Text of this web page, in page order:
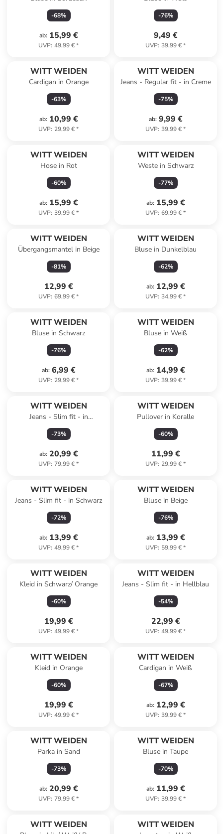
-68%
ab: 15,99 €
UVP: 49,99 €*
-76%
9,49 €
UVP: 39,99 €*
WITT WEIDEN
Cardigan in Orange
-63%
ab: 10,99 €
UVP: 29,99 €*
WITT WEIDEN
Jeans - Regular fit - in Creme
-75%
ab: 9,99 €
UVP: 39,99 €*
WITT WEIDEN
Hose in Rot
-60%
ab: 15,99 €
UVP: 39,99 €*
WITT WEIDEN
Weste in Schwarz
-77%
ab: 15,99 €
UVP: 69,99 €*
WITT WEIDEN
Übergangsmantel in Beige
-81%
12,99 €
UVP: 69,99 €*
WITT WEIDEN
Bluse in Dunkelblau
-62%
ab: 12,99 €
UVP: 34,99 €*
WITT WEIDEN
Bluse in Schwarz
-76%
ab: 6,99 €
UVP: 29,99 €*
WITT WEIDEN
Bluse in Weiß
-62%
ab: 14,99 €
UVP: 39,99 €*
WITT WEIDEN
Jeans - Slim fit - in
Dunkelblau
-73%
ab: 20,99 €
UVP: 79,99 €*
WITT WEIDEN
Pullover in Koralle
-60%
11,99 €
UVP: 29,99 €*
WITT WEIDEN
Jeans - Slim fit - in Schwarz
-72%
ab: 13,99 €
UVP: 49,99 €*
WITT WEIDEN
Bluse in Beige
-76%
ab: 13,99 €
UVP: 59,99 €*
WITT WEIDEN
Kleid in Schwarz/ Orange
-60%
19,99 €
UVP: 49,99 €*
WITT WEIDEN
Jeans - Slim fit - in Hellblau
-54%
22,99 €
UVP: 49,99 €*
WITT WEIDEN
Kleid in Orange
-60%
19,99 €
UVP: 49,99 €*
WITT WEIDEN
Cardigan in Weiß
-67%
ab: 12,99 €
UVP: 39,99 €*
WITT WEIDEN
Parka in Sand
-73%
ab: 20,99 €
UVP: 79,99 €*
WITT WEIDEN
Bluse in Taupe
-70%
ab: 11,99 €
UVP: 39,99 €*
WITT WEIDEN WITT WEIDEN